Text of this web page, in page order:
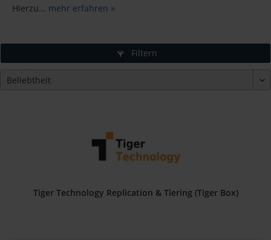
Hierzu... mehr erfahren »
Filtern
Tiger Technology Replication & Tiering (Tiger Box)